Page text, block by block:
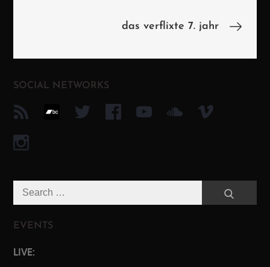
das verflixte 7. jahr
SOCIAL NETWORKS
Search
for:
EVENTS
LIVE: